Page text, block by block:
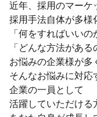
近年、採用のマーケ
採用手法自体が多様
「何をすればいいの
「どんな方法がある
お悩みの企業様が多
そんなお悩みに対応
企業の一員として
活躍していただける